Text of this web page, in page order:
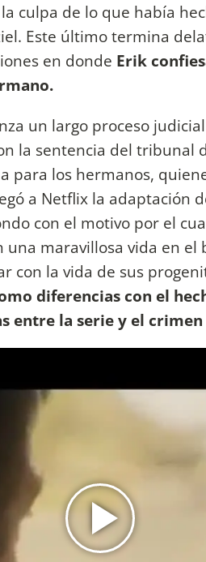
culpa de lo que había
Este último termina
en donde Erik
un largo proceso
la sentencia del tribunal
para los hermanos,
a Netflix la adaptación
con el motivo por el
maravillosa vida en el
con la vida de sus
diferencias con el
entre la serie y el